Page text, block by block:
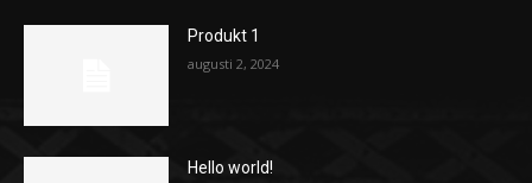
Produkt 1
augusti 2, 2024
Hello world!